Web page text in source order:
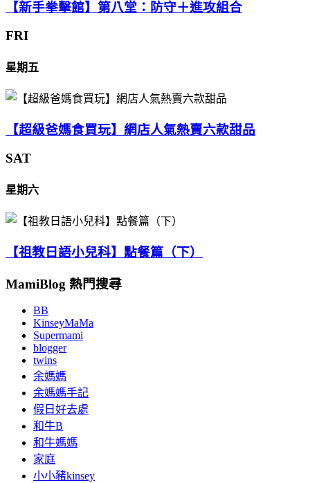
【新手拳擊館】第八堂：防守＋進攻組合
FRI
星期五
【超級爸媽食買玩】網店人氣熱賣六款甜品
SAT
星期六
【祖教日語小兒科】點餐篇（下）
MamiBlog 熱門搜尋
BB
KinseyMaMa
Supermami
blogger
twins
余媽媽
余媽媽手記
假日好去處
和牛B
和牛媽媽
家庭
小小豬kinsey